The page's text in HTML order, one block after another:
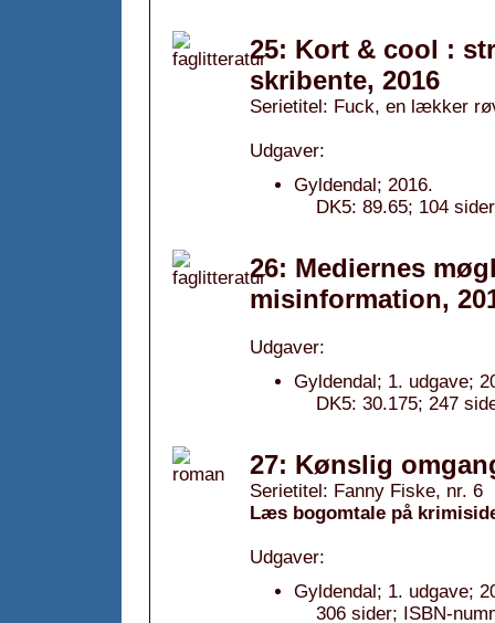
25: Kort & cool :
skribente, 2016
Serietitel: Fuck, en lækker
Udgaver:
Gyldendal; 2016.
DK5: 89.65; 104
26: Mediernes
misinformation,
Udgaver:
Gyldendal; 1. udgave;
DK5: 30.175; 247
27: Kønslig
Serietitel: Fanny Fiske, nr. 6
Læs bogomtale på
Udgaver:
Gyldendal; 1. udgave;
306 sider; ISBN-